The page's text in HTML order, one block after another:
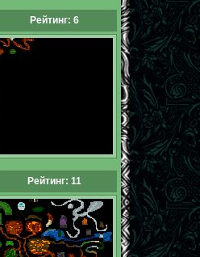
Рейтинг: 6
Рейтинг: 11